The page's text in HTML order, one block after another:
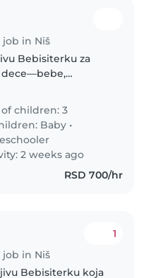
in Niš
Bebisiterku za
dece—bebe,
da brine o njima kod
celog dana.
children: 3
Baby •
2 weeks ago
RSD 700/hr
in Niš
1
Bebisiterku koja